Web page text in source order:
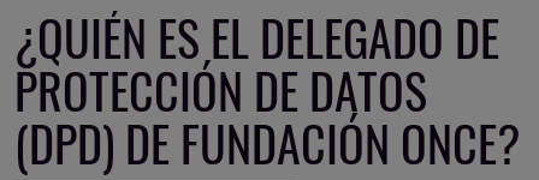
¿QUIÉN ES EL DELEGADO DE
PROTECCIÓN DE DATOS
(DPD) DE FUNDACIÓN ONCE?